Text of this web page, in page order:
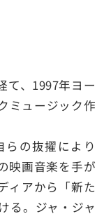
て、1997年ヨー
ミュージック作
らの抜擢により
映画音楽を手が
ィアから「新た
る。ジャ・ジャ